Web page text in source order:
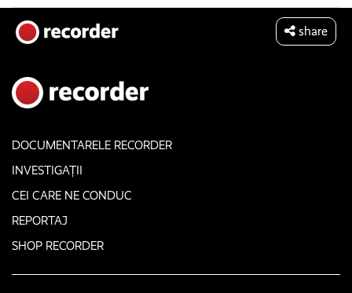
share
DOCUMENTARELE RECORDER
INVESTIGAȚII
CEI CARE NE CONDUC
REPORTAJ
SHOP RECORDER